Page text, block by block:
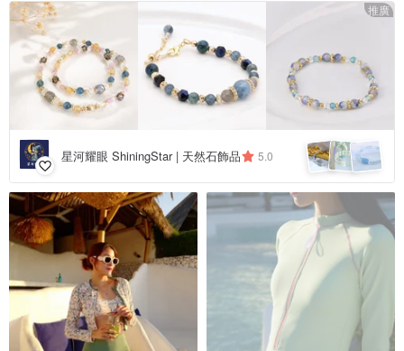
推廣
星河耀眼 ShiningStar | 天然石飾品 5.0